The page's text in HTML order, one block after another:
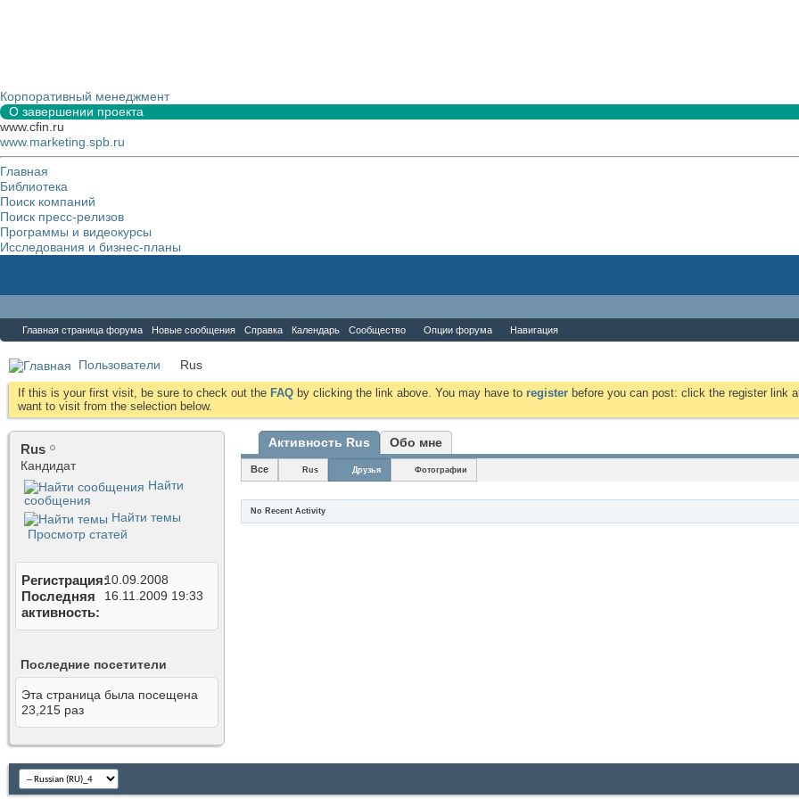
Корпоративный менеджмент
О завершении проекта
www.cfin.ru
www.marketing.spb.ru
Главная
Библиотека
Поиск компаний
Поиск пресс-релизов
Программы и видеокурсы
Исследования и бизнес-планы
Главная страница форума Новые сообщения Справка Календарь Сообщество Опции форума Навигация
Пользователи Rus
If this is your first visit, be sure to check out the FAQ by clicking the link above. You may have to register before you can post: click the register link
want to visit from the selection below.
Rus
Кандидат
Найти
сообщения
Найти темы
Просмотр статей
Регистрация10.09.2008
Последняя
активность
16.11.2009 19:33
Последние посетители
Эта страница была посещена
23,215 раз
Активность Rus Обо мне
Все Rus Друзья Фотографии
No Recent Activity